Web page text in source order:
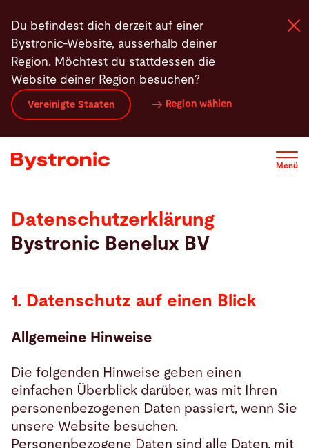
zum
Inhalt
Du befindest dich derzeit auf einer
Bystronic-Website, ausserhalb deiner
Region. Möchtest du stattdessen die
Website deiner Region besuchen?
Vereinigte Staaten Region wählen
Menü
Maschinen und Software
Services
Newsroom
Suche
Vereinigte Staaten · DeutschKontakt myBystronic
Allgemeine Hinweise und
Datenschutzerklärung
Bystronic Benelux BV
Datenschutz
auf
einen
1. Datenschutz auf einen Blick
Allgemeine Hinweise
Die folgenden Hinweise geben einen
einfachen Überblick darüber, was mit Ihren
personenbezogenen Daten passiert, wenn Sie
unsere Website besuchen.
Personenbezogene Daten sind alle Daten, mit